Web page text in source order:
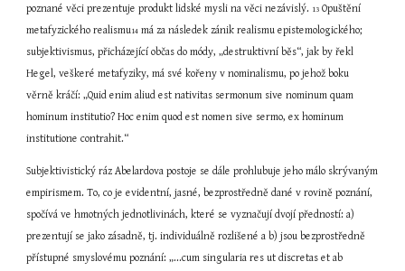
poznané věci prezentuje produkt lidské mysli na věci nezávislý. 13 Opuštění
metafyzického realismu14 má za následek zánik realismu epistemologického;
subjektivismus, přicházející občas do módy, „destruktivní běs“, jak by řekl
Hegel, veškeré metafyziky, má své kořeny v nominalismu, po jehož boku
věrně kráčí: „Quid enim aliud est nativitas sermonum sive nominum quam
hominum institutio? Hoc enim quod est nomen sive sermo, ex hominum
institutione contrahit.“
Subjektivistický ráz Abelardova postoje se dále prohlubuje jeho málo skrývaným
empirismem. To, co je evidentní, jasné, bezprostředně dané v rovině poznání,
spočívá ve hmotných jednotlivinách, které se vyznačují dvojí předností: a)
prezentují se jako zásadně, tj. individuálně rozlišené a b) jsou bezprostředně
přístupné smyslovému poznání: „...cum singularia res ut discretas et ab